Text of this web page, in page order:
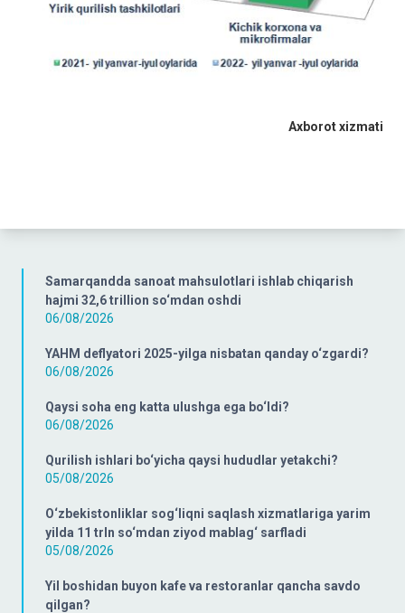
Samarqandda sanoat mahsulotlari ishlab chiqarish
hajmi 32,6 trillion so‘mdan oshdi
06/08/2026
YAHM deflyatori 2025-yilga nisbatan qanday o‘zgardi?
06/08/2026
Qaysi soha eng katta ulushga ega bo‘ldi?
06/08/2026
Qurilish ishlari bo‘yicha qaysi hududlar yetakchi?
05/08/2026
O‘zbekistonliklar sog‘liqni saqlash xizmatlariga yarim
yilda 11 trln so‘mdan ziyod mablag‘ sarfladi
05/08/2026
Yil boshidan buyon kafe va restoranlar qancha savdo
qilgan?
Axborot xizmati